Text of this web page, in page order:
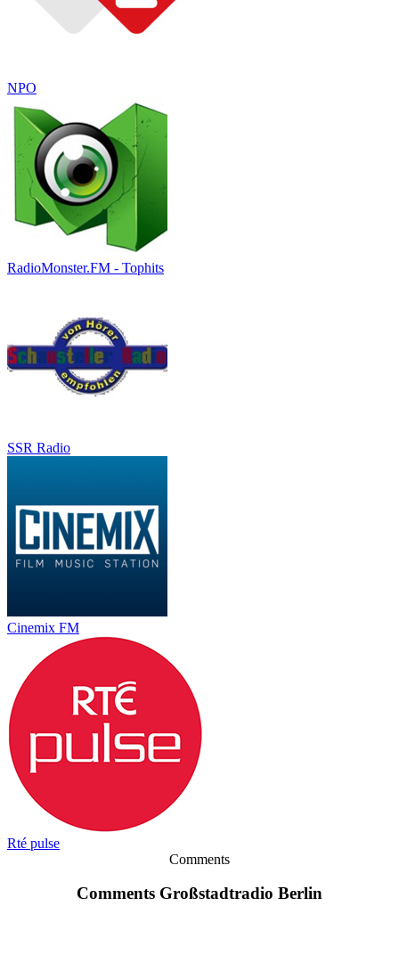
NPO
RadioMonster.FM - Tophits
SSR Radio
Cinemix FM
Rté pulse
Comments
Comments Großstadtradio Berlin